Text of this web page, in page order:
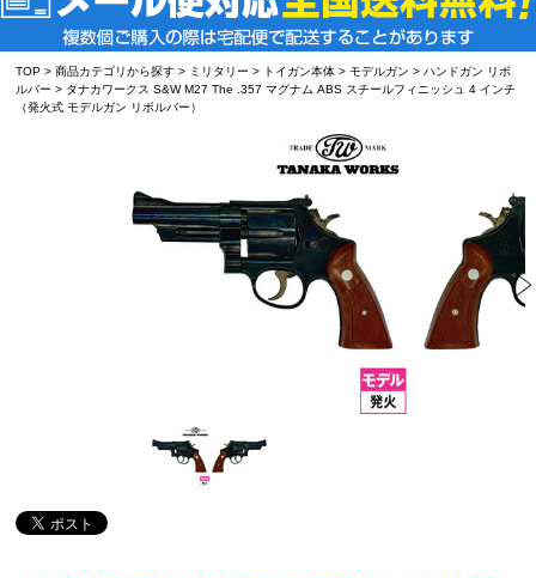
TOP >商品カテゴリから探す > ミリタリー > トイガン本体 >モデルガン >ハンドガン リボ
ルバー > タナカワークス S&W M27 The .357 マグナム ABS スチールフィニッシュ 4 インチ
（発火式 モデルガン リボルバー）